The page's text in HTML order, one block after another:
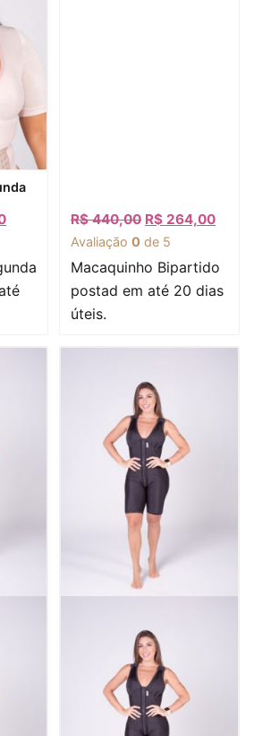
R$440,00 R$ 264,00
Avaliação 0 de 5
Macaquinho Bipartido
postad em até 20 dias
úteis.